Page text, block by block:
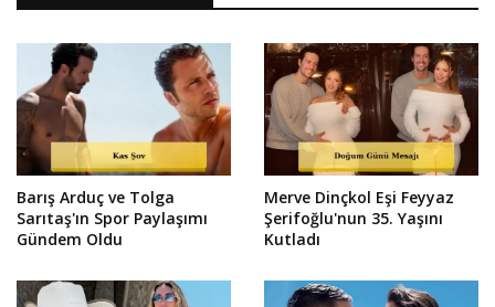
Barış Arduç ve Tolga
Sarıtaş'ın Spor Paylaşımı
Gündem Oldu
Merve Dinçkol Eşi Feyyaz
Şerifoğlu'nun 35. Yaşını
Kutladı